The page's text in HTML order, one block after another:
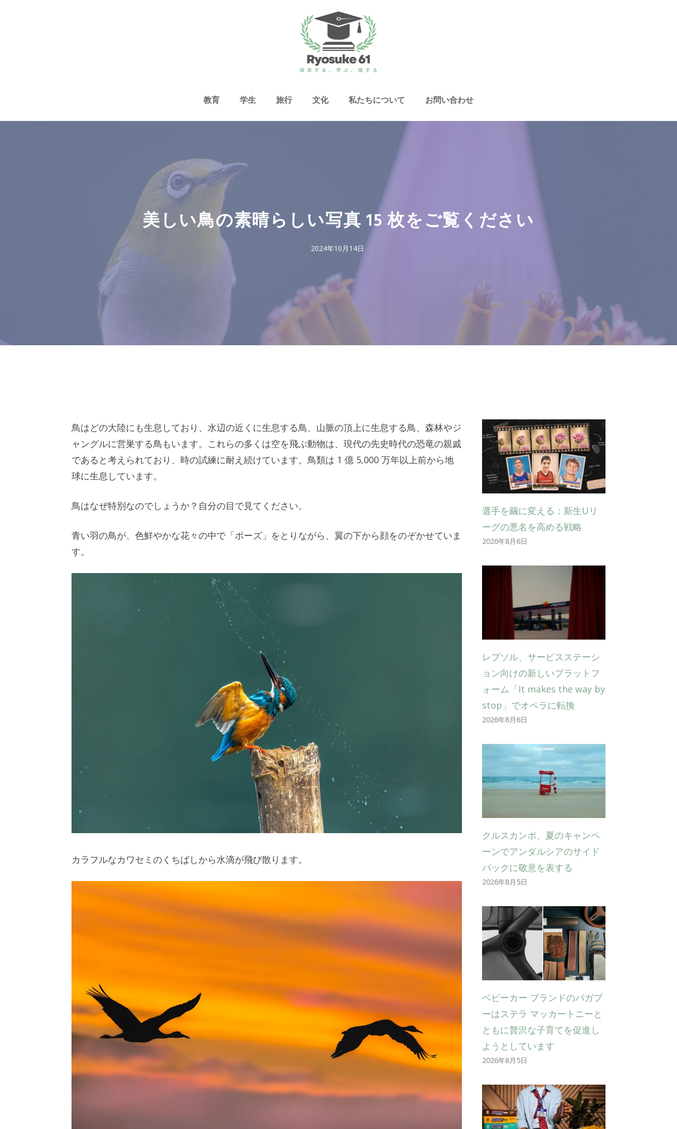
キ
教育 学生 旅行 文化 私たちについて お問い合わせ
美しい鳥の素晴らしい写真 15 枚をご覧ください
2024年10月14日
鳥はどの大陸にも生息しており、水辺の近くに生息する鳥、山脈の頂上に生息する鳥、森林やジ
ャングルに営巣する鳥もいます。これらの多くは空を飛ぶ動物は、現代の先史時代の恐竜の親戚
であると考えられており、時の試練に耐え続けています。鳥類は 1 億 5,000 万年以上前から地
球に生息しています。
鳥はなぜ特別なのでしょうか？自分の目で見てください。
青い羽の鳥が、色鮮やかな花々の中で「ポーズ」をとりながら、翼の下から顔をのぞかせていま
す。
カラフルなカワセミのくちばしから水滴が飛び散ります。
選手を繭に変える：新生Uリ
ーグの悪名を高める戦略
2026年8月6日
レプソル、サービスステーシ
ョン向けの新しいプラットフ
ォーム「It makes the way by
stop」でオペラに転換
2026年8月6日
クルスカンポ、夏のキャンペ
ーンでアンダルシアのサイド
バックに敬意を表する
2026年8月5日
ベビーカー ブランドのバガブ
ーはステラ マッカートニーと
ともに贅沢な子育てを促進し
ようとしています
2026年8月5日